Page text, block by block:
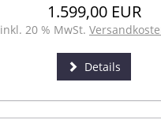
1.599,00 EUR
inkl. 20 % MwSt.
Details